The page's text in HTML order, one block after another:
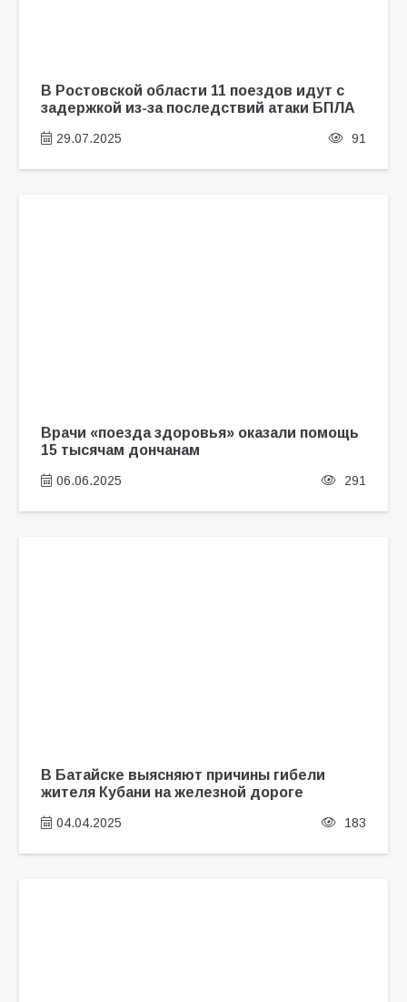
В Ростовской области 11 поездов идут с
задержкой из-за последствий атаки БПЛА
29.07.2025 91
Врачи «поезда здоровья» оказали помощь
15 тысячам дончанам
06.06.2025 291
В Батайске выясняют причины гибели
жителя Кубани на железной дороге
04.04.2025 183